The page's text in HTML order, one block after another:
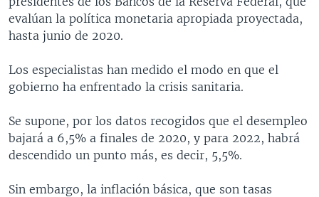
evalúan la política monetaria apropiada proyectada,
hasta junio de 2020.
Los especialistas han medido el modo en que el
gobierno ha enfrentado la crisis sanitaria.
Se supone, por los datos recogidos que el desempleo
bajará a 6,5% a finales de 2020, y para 2022, habrá
descendido un punto más, es decir, 5,5%.
Sin embargo, la inflación básica, que son tasas